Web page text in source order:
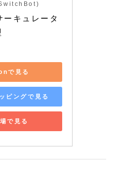
キュレータ
で見る
ピングで見る
で見る